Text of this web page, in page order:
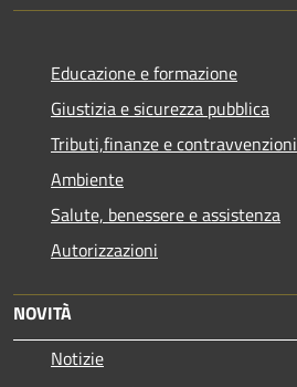
Educazione e formazione
Giustizia e sicurezza pubblica
Tributi,finanze e contravvenzioni
Ambiente
Salute, benessere e assistenza
Autorizzazioni
NOVITÀ
Notizie